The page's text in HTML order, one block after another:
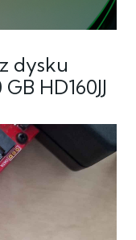
dysku
HD160JJ